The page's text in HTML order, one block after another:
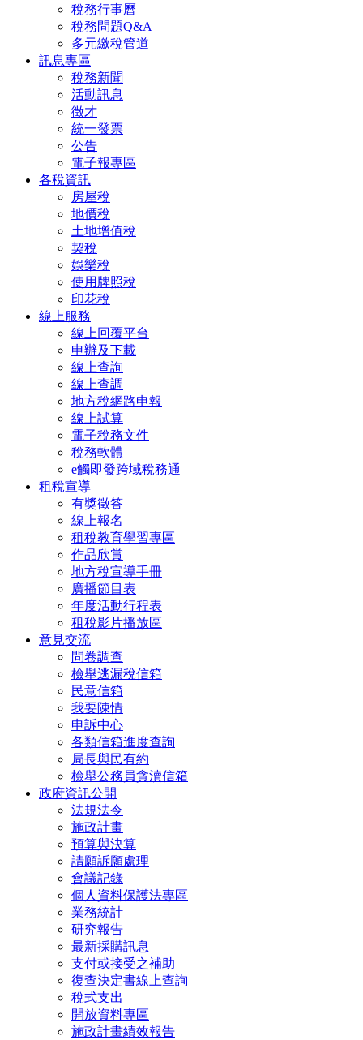
稅務行事曆
稅務問題Q&A
多元繳稅管道
訊息專區
稅務新聞
活動訊息
徵才
統一發票
公告
電子報專區
各稅資訊
房屋稅
地價稅
土地增值稅
契稅
娛樂稅
使用牌照稅
印花稅
線上服務
線上回覆平台
申辦及下載
線上查詢
線上查調
地方稅網路申報
線上試算
電子稅務文件
稅務軟體
e觸即發跨域稅務通
租稅宣導
有獎徵答
線上報名
租稅教育學習專區
作品欣賞
地方稅宣導手冊
廣播節目表
年度活動行程表
租稅影片播放區
意見交流
問卷調查
檢舉逃漏稅信箱
民意信箱
我要陳情
申訴中心
各類信箱進度查詢
局長與民有約
檢舉公務員貪瀆信箱
政府資訊公開
法規法令
施政計畫
預算與決算
請願訴願處理
會議記錄
個人資料保護法專區
業務統計
研究報告
最新採購訊息
支付或接受之補助
復查決定書線上查詢
稅式支出
開放資料專區
施政計畫績效報告